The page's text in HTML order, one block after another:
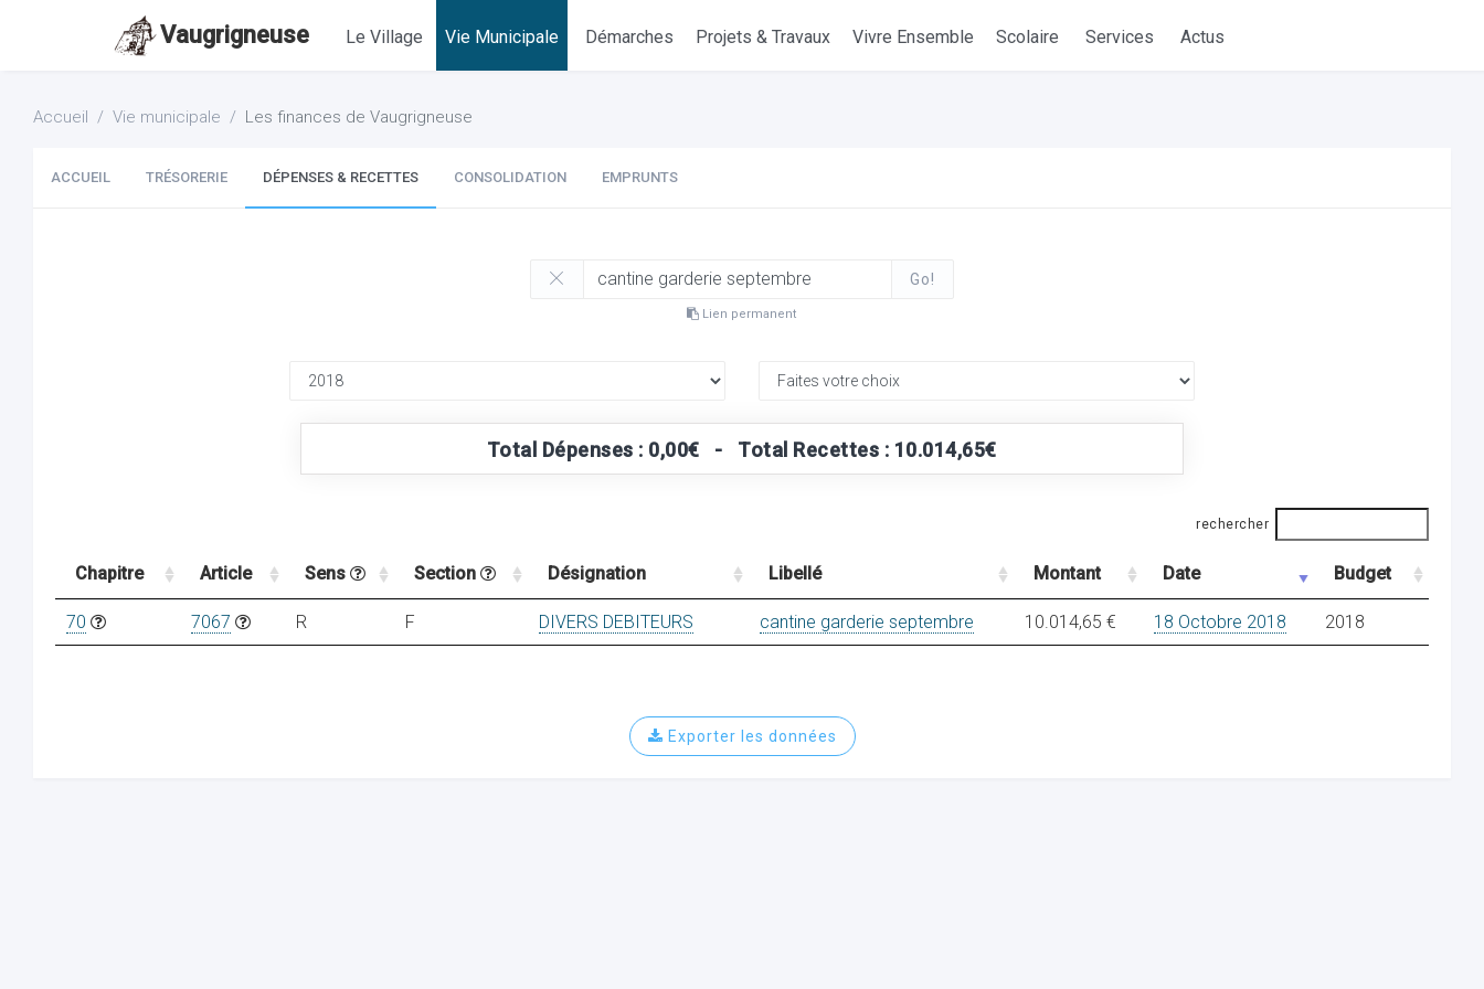
Vaugrigneuse Le Village Vie Municipale Démarches Projets & Travaux Vivre Ensemble Scolaire Services Actus
Accueil Vie municipale Les finances de Vaugrigneuse
ACCUEIL TRÉSORERIE DÉPENSES & RECETTES CONSOLIDATION EMPRUNTS
Go!
Lien permanent
Total Dépenses : 0,00€ - Total Recettes : 10.014,65€
rechercher
Chapitre Article Sens Section Désignation Libellé Montant Date Budget
70 7067 R F DIVERS DEBITEURS cantine garderie septembre 10.014,65 € 18 Octobre 2018 2018
Exporter les données